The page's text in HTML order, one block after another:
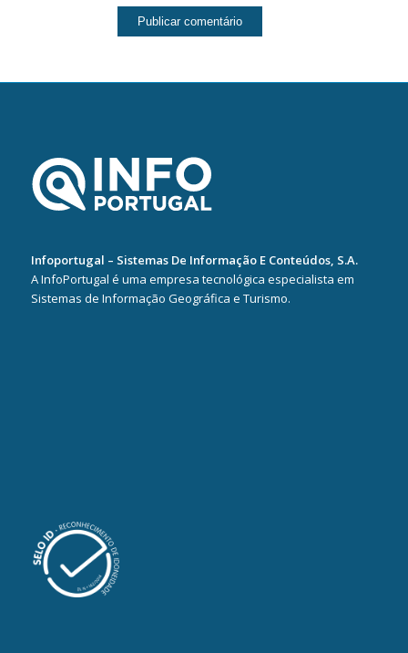
Infoportugal – Sistemas De Informação E Conteúdos, S.A.
A InfoPortugal é uma empresa tecnológica especialista em
Sistemas de Informação Geográfica e Turismo.